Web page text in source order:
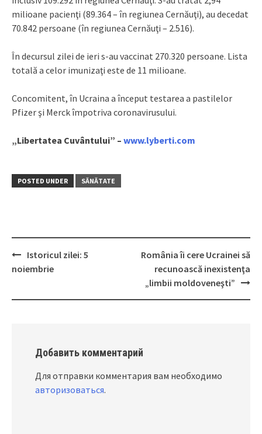
milioane pacienţi (89.364 – în regiunea Cernăuţi), au decedat
70.842 persoane (în regiunea Cernăuţi – 2.516).
În decursul zilei de ieri s-au vaccinat 270.320 persoane. Lista
totală a celor imunizaţi este de 11 milioane.
Concomitent, în Ucraina a început testarea a pastilelor
Pfizer şi Merck împotriva coronavirusului.
„Libertatea Cuvântului” – www.lyberti.com
POSTED UNDER SĂNĂTATE
Post
Istoricul zilei: 5
noiembrie
România îi cere Ucrainei să
recunoască inexistenţa
„limbii moldoveneşti”
Добавить комментарий
Для отправки комментария вам необходимо
авторизоваться.